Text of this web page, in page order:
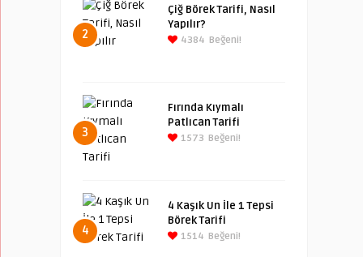
2
Çiğ Börek Tarifi, Nasıl
Yapılır?
4384 Beğeni!
3
Fırında Kıymalı
Patlıcan Tarifi
1573 Beğeni!
4
4 Kaşık Un İle 1 Tepsi
Börek Tarifi
1514 Beğeni!